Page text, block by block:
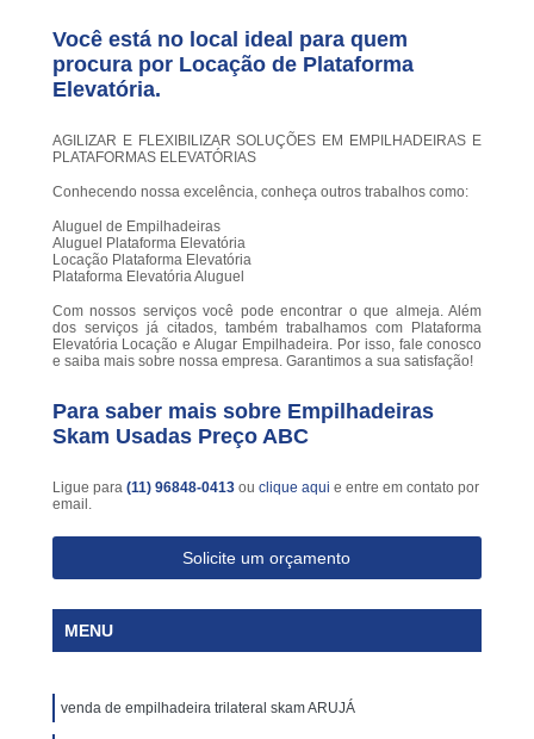
Você está no local ideal para quem
procura por Locação de Plataforma
Elevatória.
AGILIZAR E FLEXIBILIZAR SOLUÇÕES EM EMPILHADEIRAS E
PLATAFORMAS ELEVATÓRIAS
Conhecendo nossa excelência, conheça outros trabalhos como:
Aluguel de Empilhadeiras
Aluguel Plataforma Elevatória
Locação Plataforma Elevatória
Plataforma Elevatória Aluguel
Com nossos serviços você pode encontrar o que almeja. Além
dos serviços já citados, também trabalhamos com Plataforma
Elevatória Locação e Alugar Empilhadeira. Por isso, fale conosco
e saiba mais sobre nossa empresa. Garantimos a sua satisfação!
Para saber mais sobre Empilhadeiras
Skam Usadas Preço ABC
Ligue para (11) 96848-0413 ou clique aqui e entre em contato por
email.
Solicite um orçamento
MENU
venda de empilhadeira trilateral skam ARUJÁ